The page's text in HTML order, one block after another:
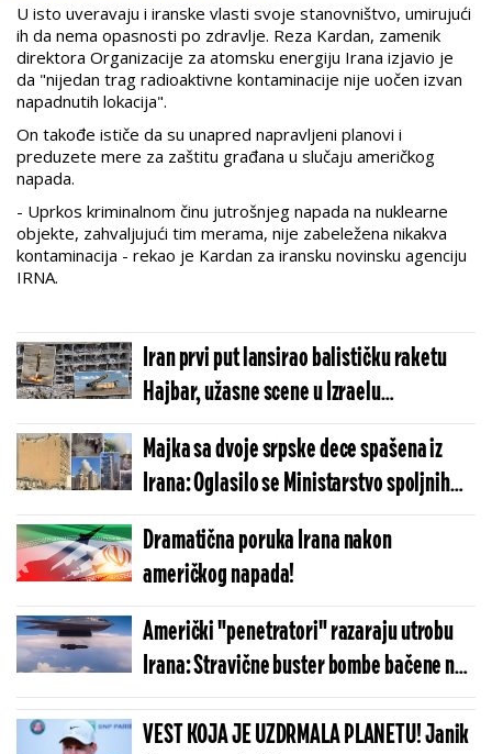
U isto uveravaju i iranske vlasti svoje stanovništvo, umirujući
ih da nema opasnosti po zdravlje. Reza Kardan, zamenik
direktora Organizacije za atomsku energiju Irana izjavio je
da "nijedan trag radioaktivne kontaminacije nije uočen izvan
napadnutih lokacija".
On takođe ističe da su unapred napravljeni planovi i
preduzete mere za zaštitu građana u slučaju američkog
napada.
- Uprkos kriminalnom činu jutrošnjeg napada na nuklearne
objekte, zahvaljujući tim merama, nije zabeležena nikakva
kontaminacija - rekao je Kardan za iransku novinsku agenciju
IRNA.
Iran prvi put lansirao balističku raketu
Hajbar, užasne scene u Izraelu
(FOTO/VIDEO)
Majka sa dvoje srpske dece spašena iz
Irana: Oglasilo se Ministarstvo spoljnih
poslova
Dramatična poruka Irana nakon
američkog napada!
Američki "penetratori" razaraju utrobu
Irana: Stravične buster bombe bačene na
ključna nuklearna postrojenja
(FOTO/VIDEO)
VEST KOJA JE UZDRMALA PLANETU! Janik